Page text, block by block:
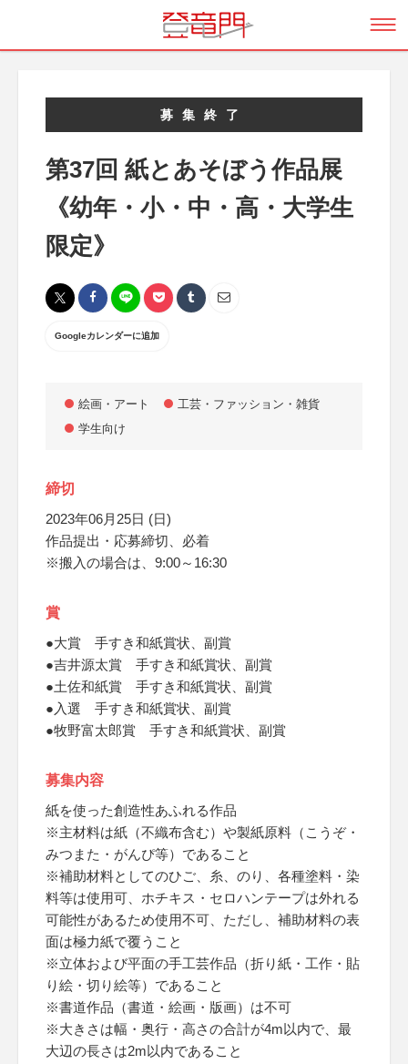
募集終了
第37回 紙とあそぼう作品展
《幼年・小・中・高・大学生
限定》
Googleカレンダーに追加
絵画・アート
工芸・ファッション・雑貨
学生向け
締切
2023年06月25日 (日)
作品提出・応募締切、必着
※搬入の場合は、9:00～16:30
賞
●大賞 手すき和紙賞状、副賞
●吉井源太賞 手すき和紙賞状、副賞
●土佐和紙賞 手すき和紙賞状、副賞
●入選 手すき和紙賞状、副賞
●牧野富太郎賞 手すき和紙賞状、副賞
募集内容
紙を使った創造性あふれる作品
※主材料は紙（不織布含む）や製紙原料（こうぞ・
みつまた・がんぴ等）であること
※補助材料としてのひご、糸、のり、各種塗料・染
料等は使用可、ホチキス・セロハンテープは外れる
可能性があるため使用不可、ただし、補助材料の表
面は極力紙で覆うこと
※立体および平面の手工芸作品（折り紙・工作・貼
り絵・切り絵等）であること
※書道作品（書道・絵画・版画）は不可
※大きさは幅・奥行・高さの合計が4m以内で、最
大辺の長さは2m以内であること